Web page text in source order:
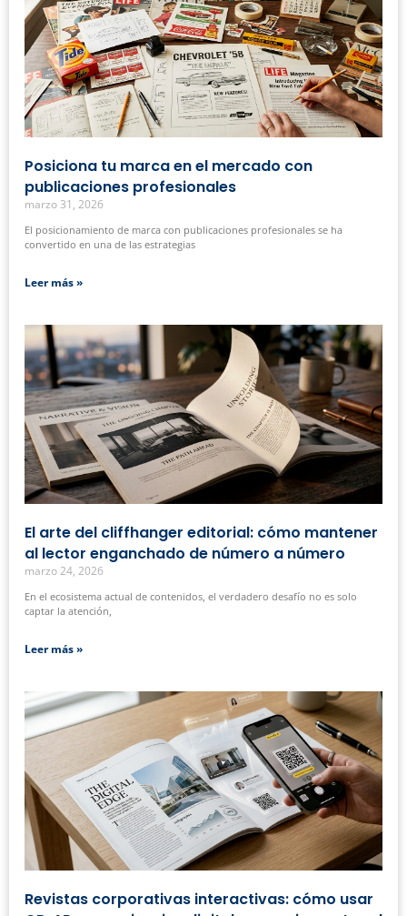
Posiciona tu marca en el mercado con
publicaciones profesionales
marzo 31, 2026
El posicionamiento de marca con publicaciones profesionales se ha
convertido en una de las estrategias
Leer más »
El arte del cliffhanger editorial: cómo mantener
al lector enganchado de número a número
marzo 24, 2026
En el ecosistema actual de contenidos, el verdadero desafío no es solo
captar la atención,
Leer más »
Revistas corporativas interactivas: cómo usar